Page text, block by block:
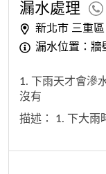
漏水處理
新北市 三重區
漏水位置：牆
1. 下雨天才會滲
沒有
描述： 1. 下大雨